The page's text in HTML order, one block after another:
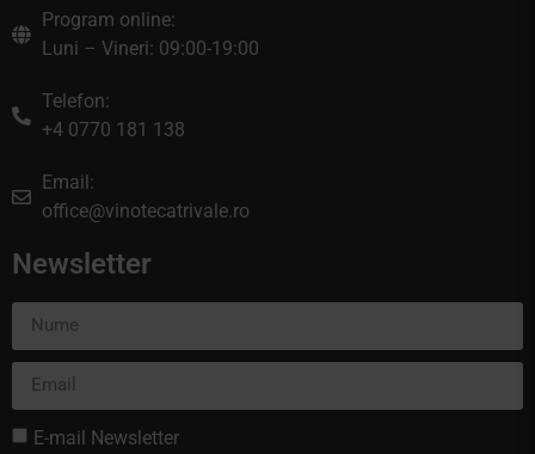
Program online:
Luni – Vineri: 09:00-19:00
Telefon:
+4 0770 181 138
Email:
office@vinotecatrivale.ro
Newsletter
E-mail Newsletter